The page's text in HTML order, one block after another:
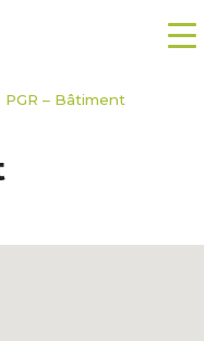
PGR – Bâtiment